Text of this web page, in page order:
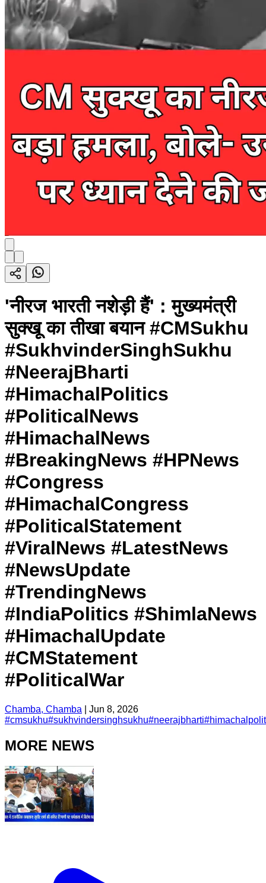
'नीरज भारती नशेड़ी हैं' : मुख्यमंत्री
सुक्खू का तीखा बयान #CMSukhu
#SukhvinderSinghSukhu
#NeerajBharti
#HimachalPolitics
#PoliticalNews
#HimachalNews
#BreakingNews #HPNews
#Congress
#HimachalCongress
#PoliticalStatement
#ViralNews #LatestNews
#NewsUpdate
#TrendingNews
#IndiaPolitics #ShimlaNews
#HimachalUpdate
#CMStatement
#PoliticalWar
Chamba, Chamba
Jun 8, 2026
#cmsukhu#sukhvindersinghsukhu#neerajbharti#
MORE NEWS